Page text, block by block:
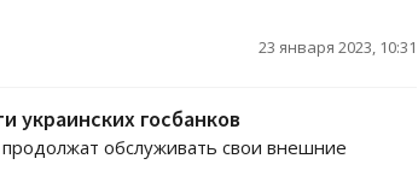
23 января 2023, 10:31
украинских госбанков
обслуживать свои внешние